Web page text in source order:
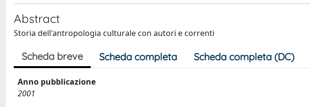
Abstract
Storia dell'antropologia culturale con autori e correnti
Scheda breve Scheda completa Scheda completa (DC)
Anno pubblicazione
2001